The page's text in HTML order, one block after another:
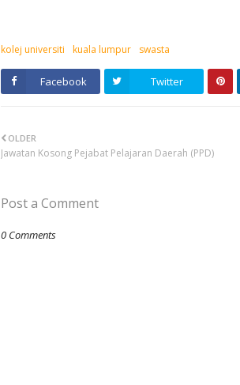
kolej universiti kuala lumpur swasta
Facebook Twitter
OLDER
Jawatan Kosong Pejabat Pelajaran Daerah (PPD)
Post a Comment
0 Comments